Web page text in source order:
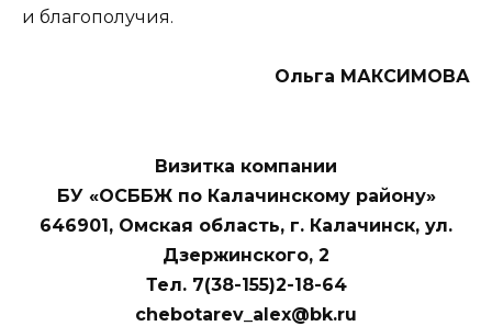
и благополучия.
Ольга МАКСИМОВА
Визитка компании
БУ «ОСББЖ по Калачинскому району»
646901, Омская область, г. Калачинск, ул.
Дзержинского, 2
Тел. 7(38-155)2-18-64
chebotarev_alex@bk.ru